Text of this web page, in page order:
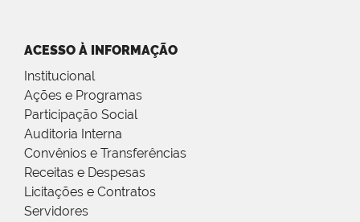
ACESSO À INFORMAÇÃO
Institucional
Ações e Programas
Participação Social
Auditoria Interna
Convênios e Transferências
Receitas e Despesas
Licitações e Contratos
Servidores